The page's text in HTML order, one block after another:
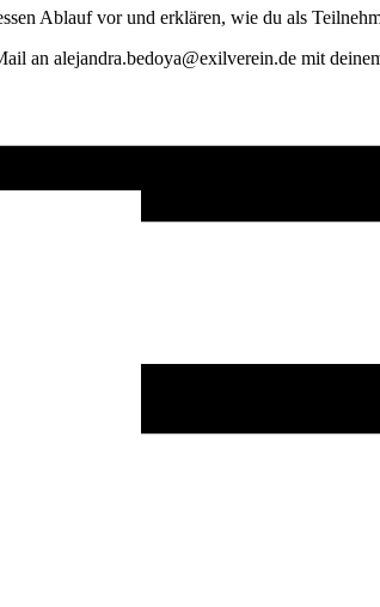
Ablauf vor und erklären, wie du als
an alejandra.bedoya@exilverein.de mit